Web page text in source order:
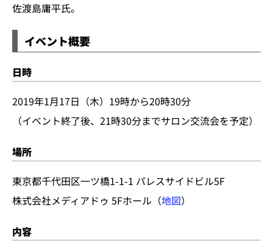
佐渡島庸平氏。
イベント概要
日時
2019年1月17日（木）19時から20時30分
（イベント終了後、21時30分までサロン交流会を予定）
場所
東京都千代田区一ツ橋1-1-1 パレスサイドビル5F
株式会社メディアドゥ 5Fホール（地図）
内容